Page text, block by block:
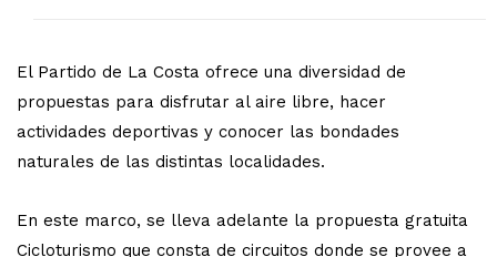
El Partido de La Costa ofrece una diversidad de
propuestas para disfrutar al aire libre, hacer
actividades deportivas y conocer las bondades
naturales de las distintas localidades.
En este marco, se lleva adelante la propuesta gratuita
Cicloturismo que consta de circuitos donde se provee a